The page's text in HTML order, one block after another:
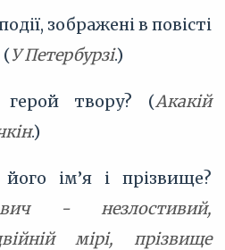
зображені в повісті
У Петербурзі.)
твору? (Акакій
.)
ім’я і прізвище?
- незлостивий,
мірі, прізвище